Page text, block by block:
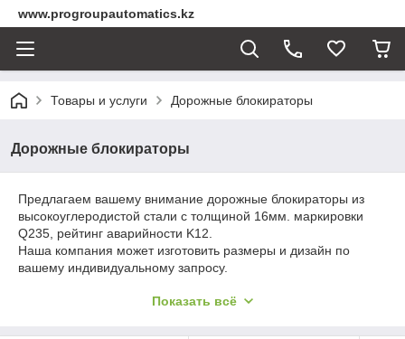
www.progroupautomatics.kz
Товары и услуги Дорожные блокираторы
Дорожные блокираторы
Предлагаем вашему внимание дорожные блокираторы из
высокоуглеродистой стали с толщиной 16мм. маркировки
Q235, рейтинг аварийности K12.
Наша компания может изготовить размеры и дизайн по
вашему индивидуальному запросу.
Показать всё